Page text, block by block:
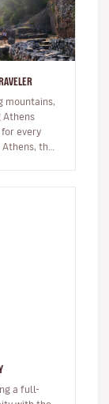
mountains,
Athens
every
a full-